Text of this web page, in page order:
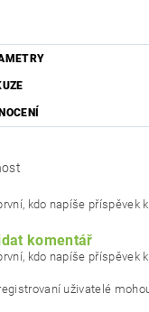
kdo napíše příspěvek
komentář
kdo napíše příspěvek
uživatelé